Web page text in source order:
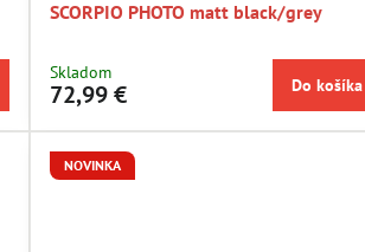
SCORPIO PHOTO matt black/grey
Skladom
72,99 € Do košíka
NOVINKA